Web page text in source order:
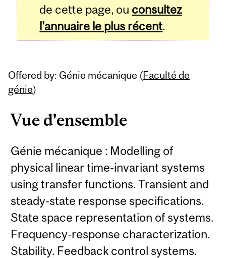
de cette page, ou consultez
l'annuaire le plus récent.
Offered by: Génie mécanique (Faculté de
génie)
Vue d'ensemble
Génie mécanique : Modelling of
physical linear time-invariant systems
using transfer functions. Transient and
steady-state response specifications.
State space representation of systems.
Frequency-response characterization.
Stability. Feedback control systems.